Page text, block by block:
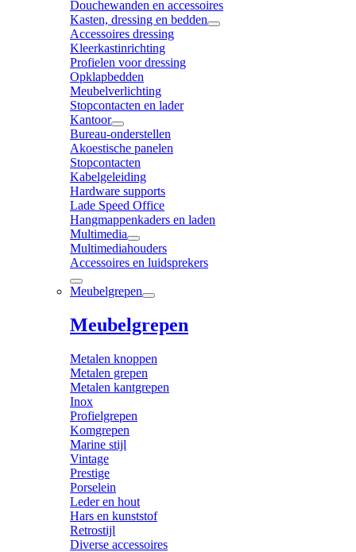
Douchewanden en accessoires
Kasten, dressing en bedden
Accessoires dressing
Kleerkastinrichting
Profielen voor dressing
Opklapbedden
Meubelverlichting
Stopcontacten en lader
Kantoor
Bureau-onderstellen
Akoestische panelen
Stopcontacten
Kabelgeleiding
Hardware supports
Lade Speed Office
Hangmappenkaders en laden
Multimedia
Multimediahouders
Accessoires en luidsprekers
Meubelgrepen
Meubelgrepen
Metalen knoppen
Metalen grepen
Metalen kantgrepen
Inox
Profielgrepen
Komgrepen
Marine stijl
Vintage
Prestige
Porselein
Leder en hout
Hars en kunststof
Retrostijl
Diverse accessoires